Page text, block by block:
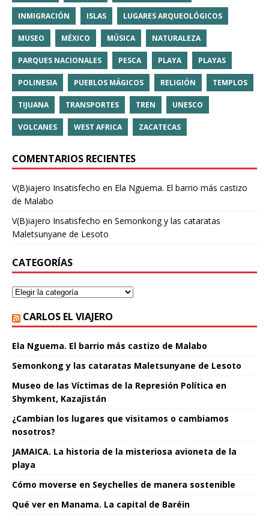
INMIGRACIÓN ISLAS LUGARES ARQUEOLÓGICOS
MUSEO MÉXICO MÚSICA NATURALEZA
PARQUES NACIONALES PESCA PLAYA PLAYAS
POLINESIA PUEBLOS MÁGICOS RELIGIÓN TEMPLOS
TIJUANA TRANSPORTES TREN UNESCO
VOLCANES WEST AFRICA ZACATECAS
COMENTARIOS RECIENTES
V(B)iajero Insatisfecho en Ela Nguema. El barrio más castizo
de Malabo
V(B)iajero Insatisfecho en Semonkong y las cataratas
Maletsunyane de Lesoto
CATEGORÍAS
CARLOS EL VIAJERO
Ela Nguema. El barrio más castizo de Malabo
Semonkong y las cataratas Maletsunyane de Lesoto
Museo de las Víctimas de la Represión Política en
Shymkent, Kazajistán
¿Cambian los lugares que visitamos o cambiamos
nosotros?
JAMAICA. La historia de la misteriosa avioneta de la
playa
Cómo moverse en Seychelles de manera sostenible
Qué ver en Manama. La capital de Baréin